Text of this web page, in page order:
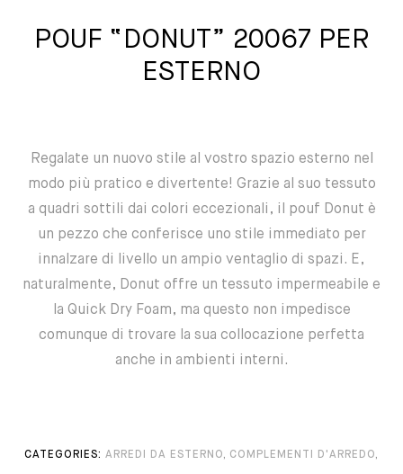
POUF “DONUT” 20067 PER
ESTERNO
Regalate un nuovo stile al vostro spazio esterno nel
modo più pratico e divertente! Grazie al suo tessuto
a quadri sottili dai colori eccezionali, il pouf Donut è
un pezzo che conferisce uno stile immediato per
innalzare di livello un ampio ventaglio di spazi. E,
naturalmente, Donut offre un tessuto impermeabile e
la Quick Dry Foam, ma questo non impedisce
comunque di trovare la sua collocazione perfetta
anche in ambienti interni.
CATEGORIES: ARREDI DA ESTERNO, COMPLEMENTI D'ARREDO,